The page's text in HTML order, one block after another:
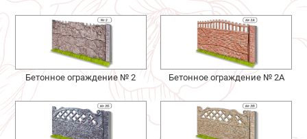
Бетонное ограждение № 2 Бетонное ограждение № 2А